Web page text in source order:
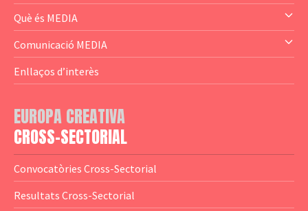
— Audience Cluster
— Altres
Què és MEDIA
— El subprograma MEDIA
— Agència Executiva
— Logotips
Comunicació MEDIA
— Estrenes a Catalunya
— Notícies
— Guies MEDIA
— Altres Guies
Enllaços d’interès
EUROPA CREATIVA
CROSS-SECTORIAL
Convocatòries Cross-Sectorial
Resultats Cross-Sectorial